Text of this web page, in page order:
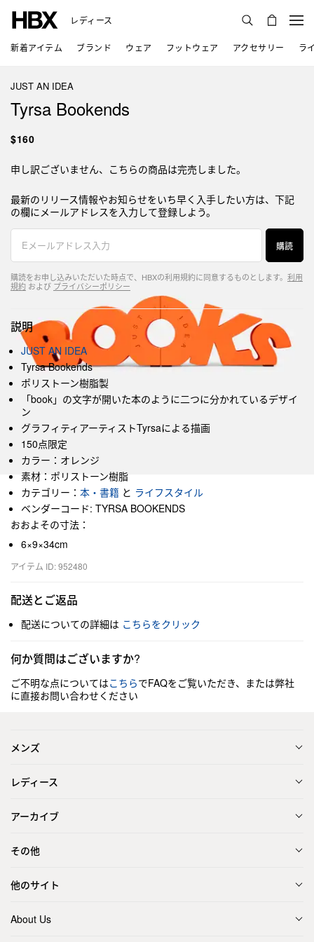
レディース
新着アイテム ブランド ウェア フットウェア アクセサリー ラ
JUST AN IDEA
Tyrsa Bookends
$160
申し訳ございません、こちらの商品は完売しました。
最新のリリース情報やお知らせをいち早く入手したい方は、下記
の欄にメールアドレスを入力して登録しよう。
購読
購読をお申し込みいただいた時点で、HBXの利用規約に同意するものとします。 利用
規約 および プライバシーポリシー
説明
JUST AN IDEA
Tyrsa Bookends
ポリストーン樹脂製
「book」の文字が開いた本のように二つに分かれているデザイ
ン
グラフィティアーティストTyrsaによる描画
150点限定
カラー：オレンジ
素材：ポリストーン樹脂
カテゴリー： 本・書籍 と ライフスタイル
ベンダーコード: TYRSA BOOKENDS
おおよその寸法：
6×9×34cm
アイテム ID: 952480
配送とご返品
配送についての詳細は こちらをクリック
何か質問はございますか?
ご不明な点についてはこちらでFAQをご覧いただき、または弊社
に直接お問い合わせください
メンズ
レディース
アーカイブ
その他
他のサイト
About Us